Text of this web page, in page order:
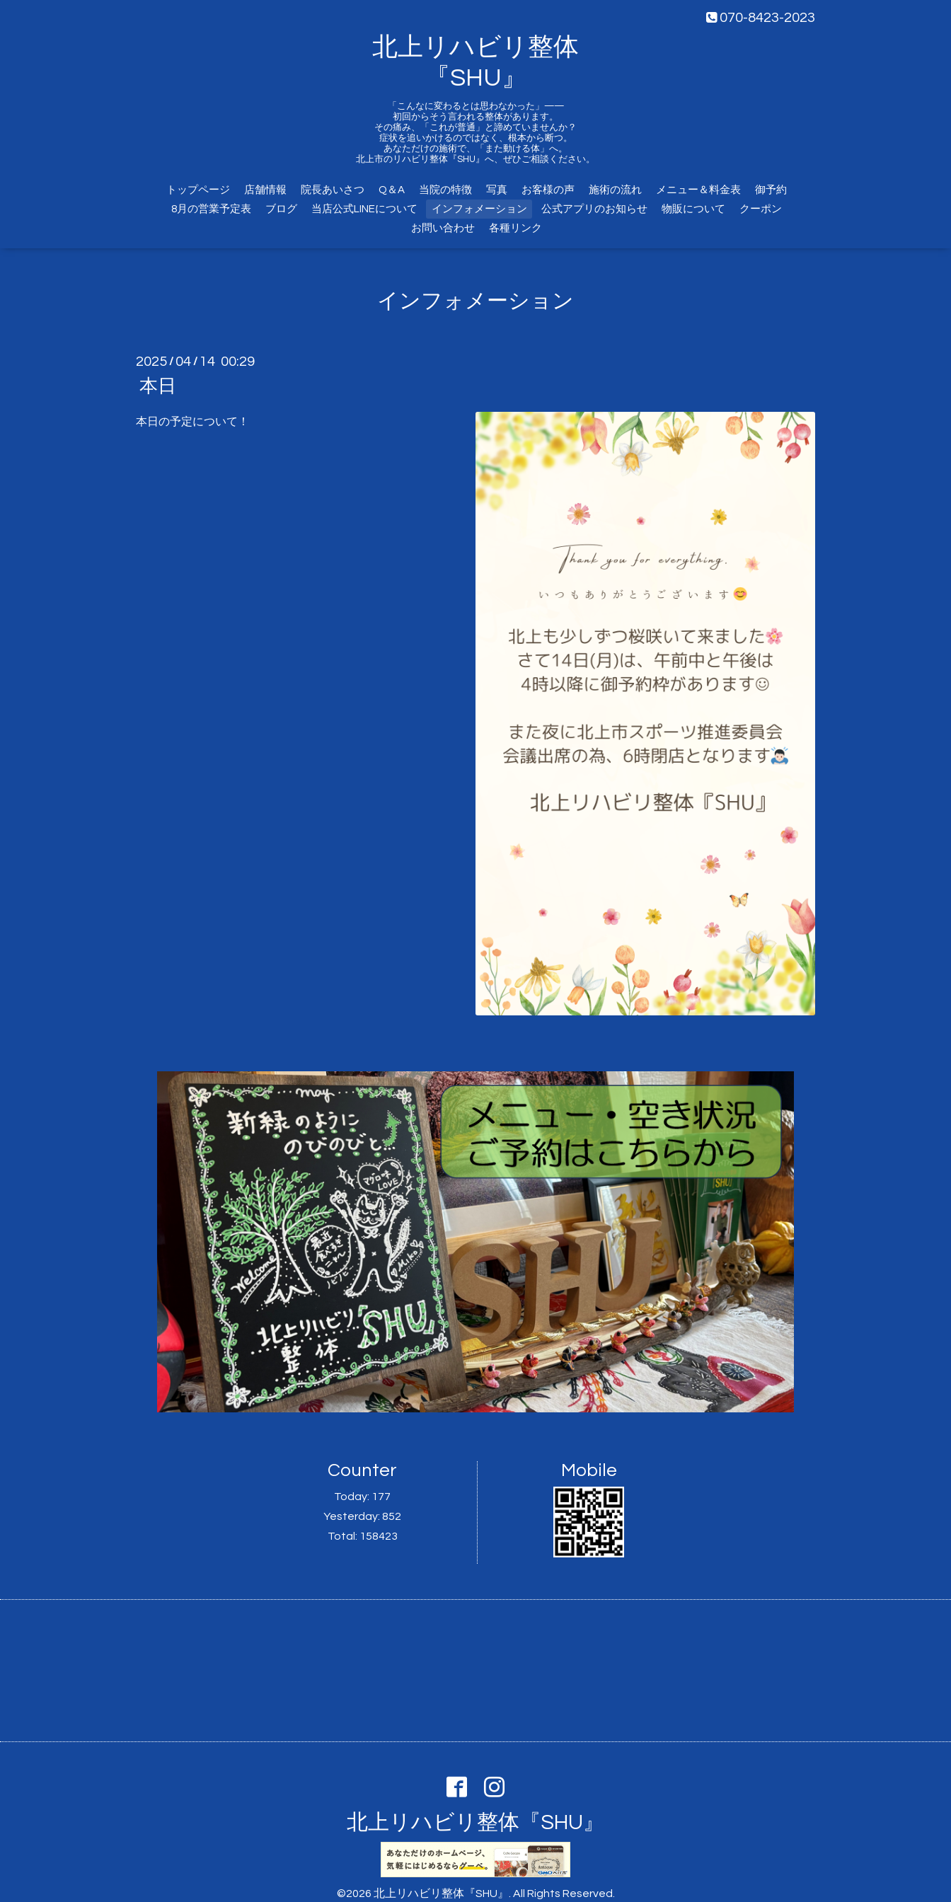
070-8423-2023
北上リハビリ整体
『SHU』
「こんなに変わるとは思わなかった」——
初回からそう言われる整体があります。
その痛み、「これが普通」と諦めていませんか？
症状を追いかけるのではなく、根本から断つ。
あなただけの施術で、「また動ける体」へ。
北上市のリハビリ整体『SHU』へ、ぜひご相談ください。
トップページ 店舗情報 院長あいさつ Q＆A 当院の特徴 写真 お客様の声 施術の流れ メニュー＆料金表
御予約
8月の営業予定表
ブログ 当店公式LINEについて インフォメーション 公式アプリのお知らせ 物販について
クーポン
お問い合わせ
各種リンク
インフォメーション
2025 / 04 / 14 00:29
本日
本日の予定について！
Counter
Today: 177
Yesterday:852
Total: 158423
Mobile
北上リハビリ整体『SHU』
©2026 北上リハビリ整体『SHU』 . All Rights Reserved.